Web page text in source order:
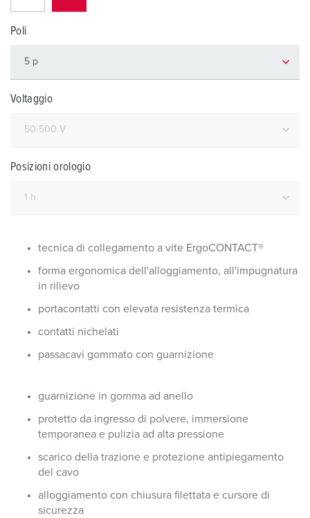
Poli
Voltaggio
Posizioni orologio
tecnica di collegamento a vite ErgoCONTACT®
forma ergonomica dell'alloggiamento, all'impugnatura
in rilievo
portacontatti con elevata resistenza termica
contatti nichelati
passacavi gommato con guarnizione
guarnizione in gomma ad anello
protetto da ingresso di polvere, immersione
temporanea e pulizia ad alta pressione
scarico della trazione e protezione antipiegamento
del cavo
alloggiamento con chiusura filettata e cursore di
sicurezza